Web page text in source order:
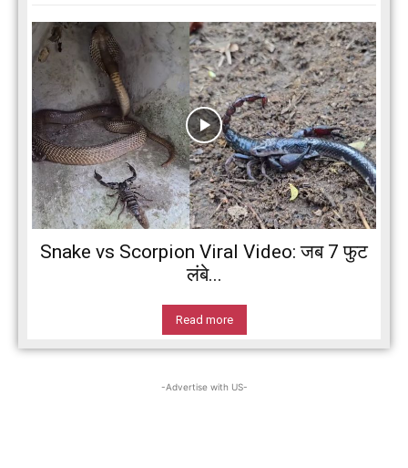
Snake vs Scorpion Viral Video: जब 7 फुट
लंबे...
Read more
-Advertise with US-